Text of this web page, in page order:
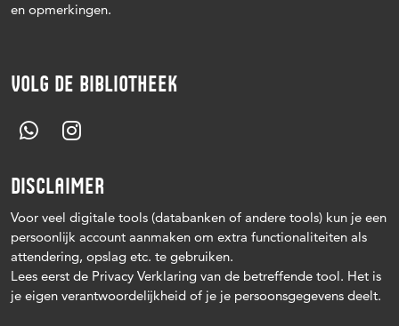
en opmerkingen.
VOLG DE BIBLIOTHEEK
DISCLAIMER
Voor veel digitale tools (databanken of andere tools) kun je een
persoonlijk account aanmaken om extra functionaliteiten als
attendering, opslag etc. te gebruiken.
Lees eerst de Privacy Verklaring van de betreffende tool. Het is
je eigen verantwoordelijkheid of je je persoonsgegevens deelt.